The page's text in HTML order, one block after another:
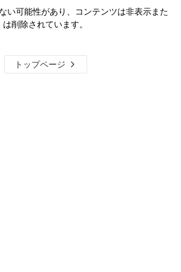
い可能性があり、コンテンツは非表示また
は削除されています。
トップページ